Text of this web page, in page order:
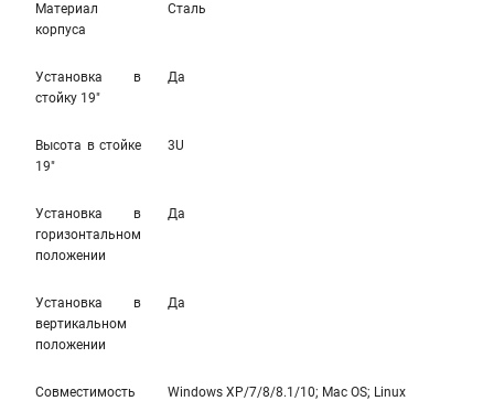
Материал
корпуса
Сталь
Установка в
стойку 19"
Да
Высота в стойке
19"
3U
Установка в
горизонтальном
положении
Да
Установка в
вертикальном
положении
Да
Совместимость
Windows XP/7/8/8.1/10; Mac OS; Linux